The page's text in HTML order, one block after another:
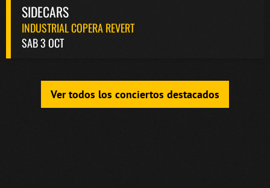
SIDECARS
INDUSTRIAL COPERA REVERT
SAB 3 OCT
Ver todos los conciertos destacados